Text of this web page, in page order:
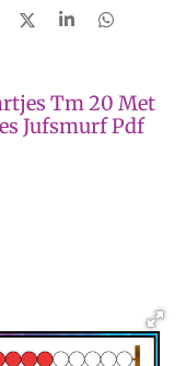
D
S
e
D
n
Tm 20 Met
Jufsmurf Pdf